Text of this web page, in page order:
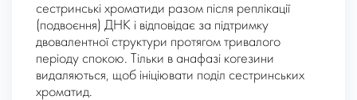
сестринські хроматиди разом після реплікації
(подвоєння) ДНК і відповідає за підтримку
двовалентної структури протягом тривалого
періоду спокою. Тільки в анафазі когезини
видаляються, щоб ініціювати поділ сестринських
хроматид.